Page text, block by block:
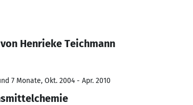
Henrieke Teichmann
7 Monate, Okt. 2004 - Apr. 2010